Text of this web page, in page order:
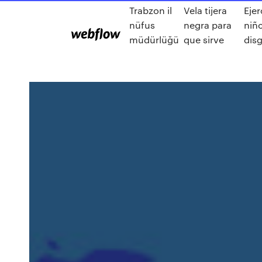
Trabzon il
nüfus
müdürlüğü
Vela tijera
negra para
que sirve